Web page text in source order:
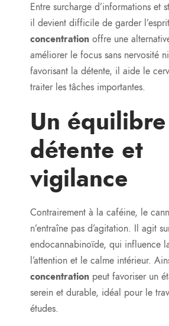
Entre surcharge d’informations et
il devient difficile de garder
concentration offre une
améliorer le focus sans nervosité
favorisant la détente, il aide le
traiter les tâches importantes.
Un
détente et
vigilance
Contrairement à la caféine, le
n’entraîne pas d’agitation. Il agit
endocannabinoïde, qui influence
l’attention et le calme intérieur.
concentration peut favoriser un
serein et durable, idéal pour le
études.